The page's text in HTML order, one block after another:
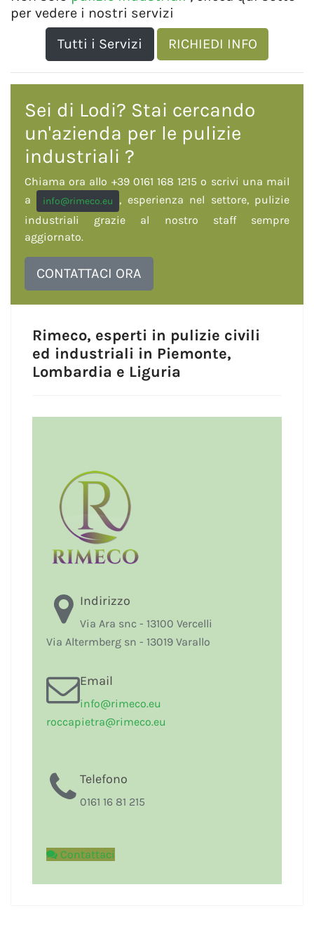
per vedere i nostri servizi
Tutti i Servizi
RICHIEDI INFO
Sei di Lodi? Stai cercando
un'azienda per le pulizie
industriali ?
Chiama ora allo +39 0161 168 1215 o scrivi una mail
a
info@rimeco.eu
, esperienza nel settore, pulizie
industriali grazie al nostro staff sempre
aggiornato.
CONTATTACI ORA
Rimeco, esperti in pulizie civili
ed industriali in Piemonte,
Lombardia e Liguria
Indirizzo
Via Ara snc - 13100 Vercelli
Via Altermberg sn - 13019 Varallo
Email
info@rimeco.eu
roccapietra@rimeco.eu
Telefono
0161 16 81 215
Contattaci